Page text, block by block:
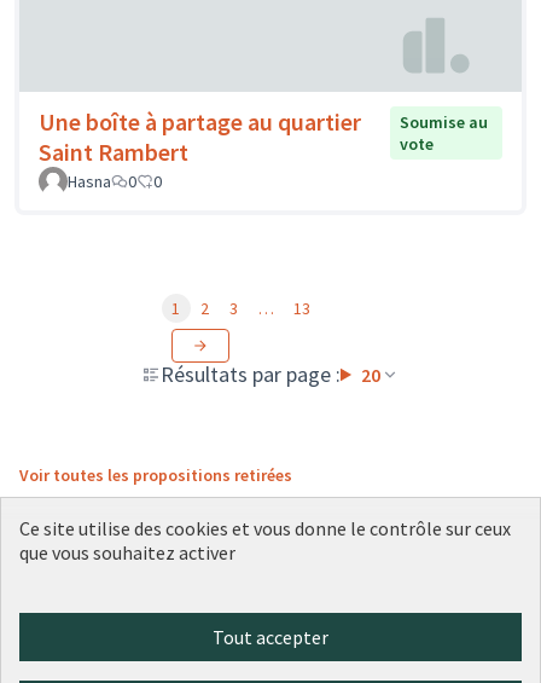
Une boîte à partage au quartier
Saint Rambert
Soumise au
vote
Hasna
0 0
Résultats par page : 20
1 2 3 … 13
Voir toutes les propositions retirées
(Lien externe)
(Lien externe)
(Lien externe)
(Lien externe)
(Lien externe)
Ce site utilise des cookies et vous donne le contrôle sur ceux
que vous souhaitez activer
Tout accepter